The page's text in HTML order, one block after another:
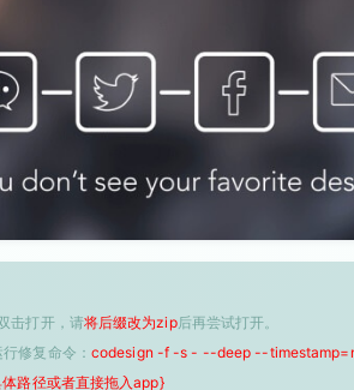
击打开，请将后缀改为zip后再尝试打开。
修复命令： codesign -f -s - --deep --
路径或者直接拖入app}